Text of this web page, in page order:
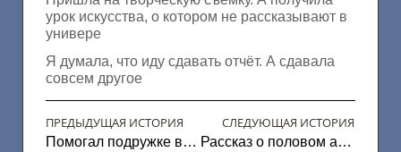
урок искусства, о котором не рассказывают в
универе
Я думала, что иду сдавать отчёт. А сдавала
совсем другое
ПРЕДЫДУЩАЯ ИСТОРИЯ
Помогал подружке в лечение попы
СЛЕДУЮЩАЯ ИСТОРИЯ
Рассказ о половом агрегате